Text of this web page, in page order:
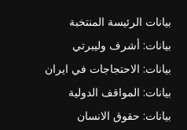
بيانات الرئيسة المنتخبة
بيانات: أشرف وليبرتي
بيانات: الاحتجاجات في ايران
بيانات: المواقف الدولية
بيانات: حقوق الانسان